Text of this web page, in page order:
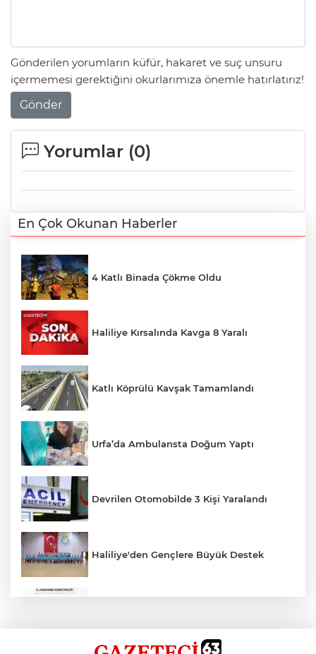
Gönderilen yorumların küfür, hakaret ve suç unsuru
içermemesi gerektiğini okurlarımıza önemle hatırlatırız!
Gönder
Yorumlar (0)
En Çok Okunan Haberler
4 Katlı Binada Çökme Oldu
Haliliye Kırsalında Kavga 8 Yaralı
Katlı Köprülü Kavşak Tamamlandı
Urfa’da Ambulansta Doğum Yaptı
Devrilen Otomobilde 3 Kişi Yaralandı
Haliliye'den Gençlere Büyük Destek